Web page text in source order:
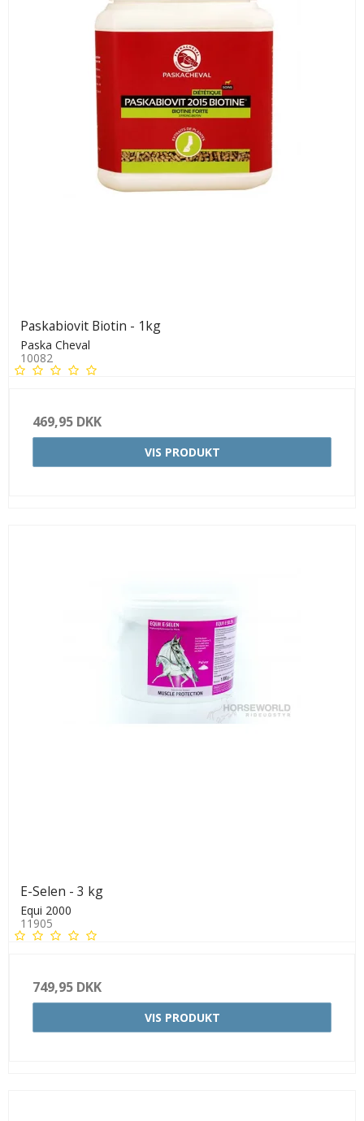
Paskabiovit Biotin - 1kg
Paska Cheval
10082
469,95 DKK
VIS PRODUKT
E-Selen - 3 kg
Equi 2000
11905
749,95 DKK
VIS PRODUKT